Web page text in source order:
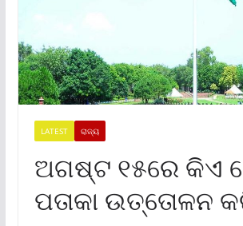
LATEST ରାଜ୍ୟ
ଅଗଷ୍ଟ ୧୫ରେ କିଏ
ପତାକା ଉତ୍ତୋଳନ